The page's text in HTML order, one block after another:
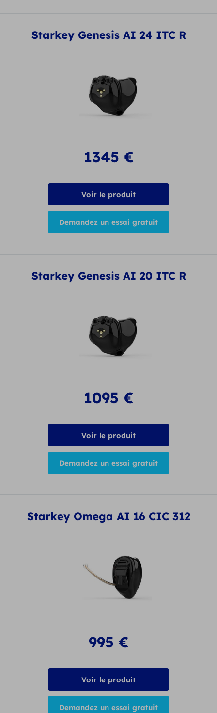
Starkey Genesis AI 24 ITC R
1345 €
Voir le produit
Demandez un essai gratuit
Starkey Genesis AI 20 ITC R
1095 €
Voir le produit
Demandez un essai gratuit
Starkey Omega AI 16 CIC 312
995 €
Voir le produit
Demandez un essai gratuit